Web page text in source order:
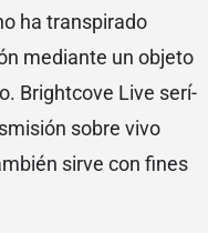
ha transpirado
mediante un objeto
Brightcove Live serí­
sobre vivo
sirve con fines